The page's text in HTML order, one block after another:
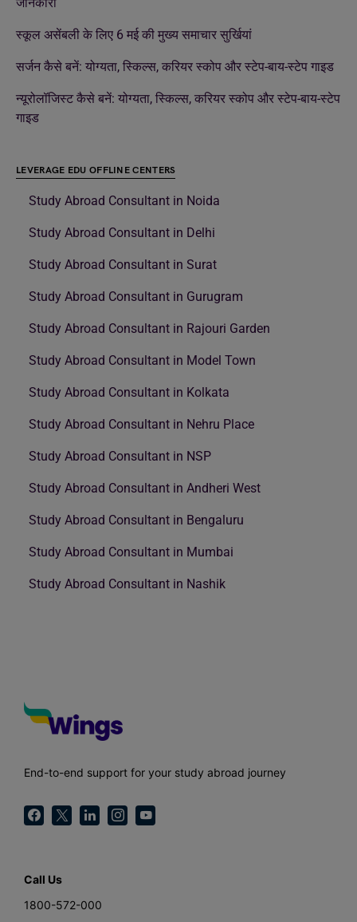
स्कूल असेंबली के लिए 6 मई की मुख्य समाचार सुर्खियां
सर्जन कैसे बनें: योग्यता, स्किल्स, करियर स्कोप और स्टेप-बाय-स्टेप गाइड
न्यूरोलॉजिस्ट कैसे बनें: योग्यता, स्किल्स, करियर स्कोप और स्टेप-बाय-स्टेप
गाइड
LEVERAGE EDU OFFLINE CENTERS
Study Abroad Consultant in Noida
Study Abroad Consultant in Delhi
Study Abroad Consultant in Surat
Study Abroad Consultant in Gurugram
Study Abroad Consultant in Rajouri Garden
Study Abroad Consultant in Model Town
Study Abroad Consultant in Kolkata
Study Abroad Consultant in Nehru Place
Study Abroad Consultant in NSP
Study Abroad Consultant in Andheri West
Study Abroad Consultant in Bengaluru
Study Abroad Consultant in Mumbai
Study Abroad Consultant in Nashik
End-to-end support for your study abroad journey
Call Us
1800-572-000